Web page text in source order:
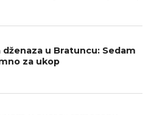
u Bratuncu: Sedam
za ukop